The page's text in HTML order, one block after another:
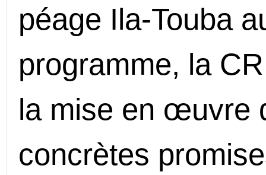
péage Ila-Touba
programme, la
la mise en œuvre
concrètes